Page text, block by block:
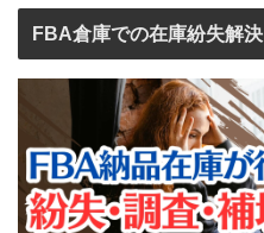
FBA倉庫での在庫紛失解決